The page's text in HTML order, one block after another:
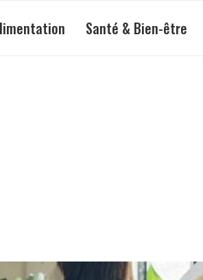
Santé & Bien-être